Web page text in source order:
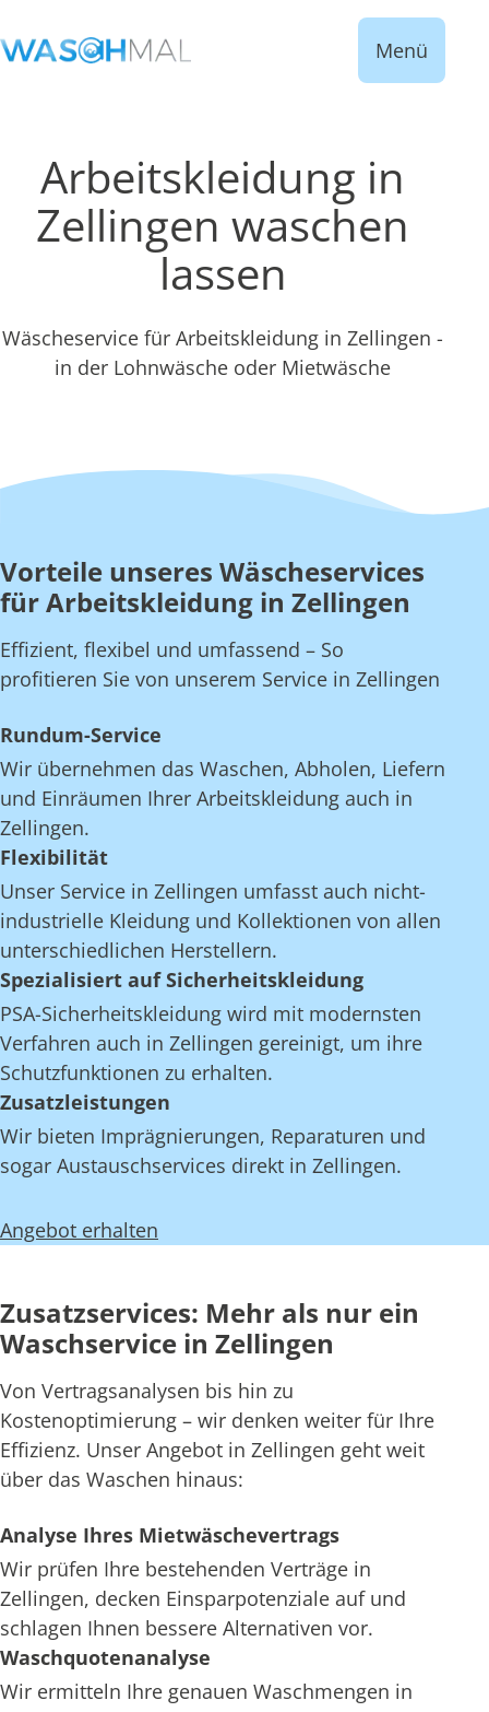
Menü
Arbeitskleidung in
Zellingen waschen
lassen
Wäscheservice für Arbeitskleidung in Zellingen -
in der Lohnwäsche oder Mietwäsche
Vorteile unseres Wäscheservices
für Arbeitskleidung in Zellingen
Effizient, flexibel und umfassend – So
profitieren Sie von unserem Service in Zellingen
Rundum-Service
Wir übernehmen das Waschen, Abholen, Liefern
und Einräumen Ihrer Arbeitskleidung auch in
Zellingen.
Flexibilität
Unser Service in Zellingen umfasst auch nicht-
industrielle Kleidung und Kollektionen von allen
unterschiedlichen Herstellern.
Spezialisiert auf Sicherheitskleidung
PSA-Sicherheitskleidung wird mit modernsten
Verfahren auch in Zellingen gereinigt, um ihre
Schutzfunktionen zu erhalten.
Zusatzleistungen
Wir bieten Imprägnierungen, Reparaturen und
sogar Austauschservices direkt in Zellingen.
Angebot erhalten
Zusatzservices: Mehr als nur ein
Waschservice in Zellingen
Von Vertragsanalysen bis hin zu
Kostenoptimierung – wir denken weiter für Ihre
Effizienz. Unser Angebot in Zellingen geht weit
über das Waschen hinaus:
Analyse Ihres Mietwäschevertrags
Wir prüfen Ihre bestehenden Verträge in
Zellingen, decken Einsparpotenziale auf und
schlagen Ihnen bessere Alternativen vor.
Waschquotenanalyse
Wir ermitteln Ihre genauen Waschmengen in